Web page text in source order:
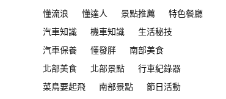
懂流浪 懂達人 景點推薦
特色餐廳
汽車知識
機車知識
生活秘技
汽車保養
懂發胖
南部美食
北部美食
北部景點
行車紀錄器
菜鳥要起飛
南部景點
節日活動